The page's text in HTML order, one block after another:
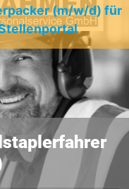
(m/w/d) für